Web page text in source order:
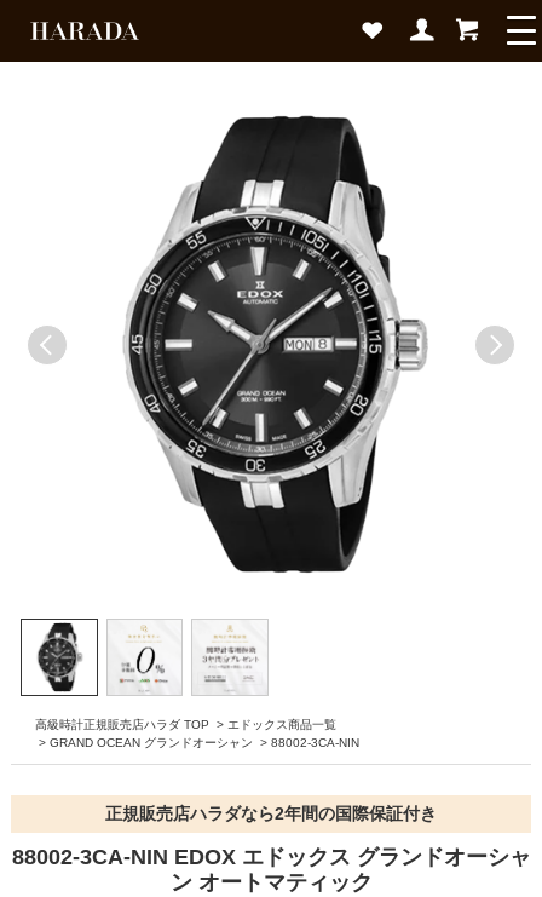
高級時計正規販売店ハラダ TOP > エドックス商品一覧
> GRAND OCEAN グランドオーシャン > 88002-3CA-NIN
正規販売店ハラダなら2年間の国際保証付き
88002-3CA-NIN EDOX エドックス グランドオーシャ
ン オートマティック